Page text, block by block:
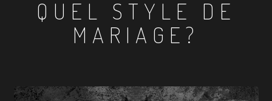
QUEL STYLE DE
MARIAGE?